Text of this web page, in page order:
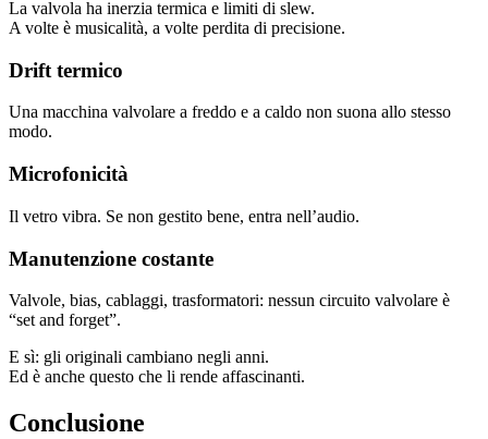
La valvola ha inerzia termica e limiti di slew.
A volte è musicalità, a volte perdita di precisione.
Drift termico
Una macchina valvolare a freddo e a caldo non suona allo stesso
modo.
Microfonicità
Il vetro vibra. Se non gestito bene, entra nell’audio.
Manutenzione costante
Valvole, bias, cablaggi, trasformatori: nessun circuito valvolare è
“set and forget”.
E sì: gli originali cambiano negli anni.
Ed è anche questo che li rende affascinanti.
Conclusione